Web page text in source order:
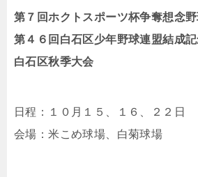
第７回ホクトスポーツ杯争奪想念
第４６回白石区少年野球連盟結成
白石区秋季大会
日程：１０月１５、１６、２２日
会場：米こめ球場、白菊球場